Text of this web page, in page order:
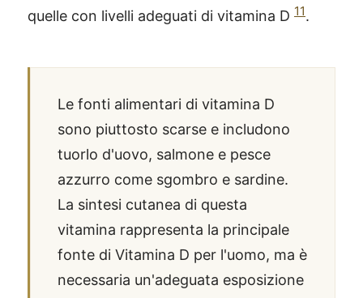
quelle con livelli adeguati di vitamina D 11.
Le fonti alimentari di vitamina D
sono piuttosto scarse e includono
tuorlo d'uovo, salmone e pesce
azzurro come sgombro e sardine.
La sintesi cutanea di questa
vitamina rappresenta la principale
fonte di Vitamina D per l'uomo, ma è
necessaria un'adeguata esposizione